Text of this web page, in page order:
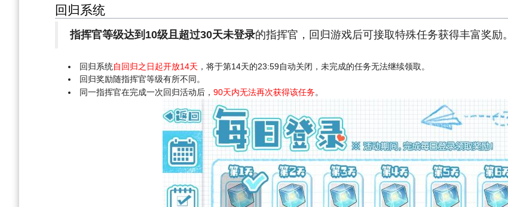
回归系统
指挥官等级达到10级且超过30天未登录的指挥官，回归游戏后可接取特殊任务获得丰富奖励。
回归系统自回归之日起开放14天 ，将于第14天的23:59自动关闭，未完成的任务无法继续领取。
回归奖励随指挥官等级有所不同。
同一指挥官在完成一次回归活动后，90天内无法再次获得该任务。